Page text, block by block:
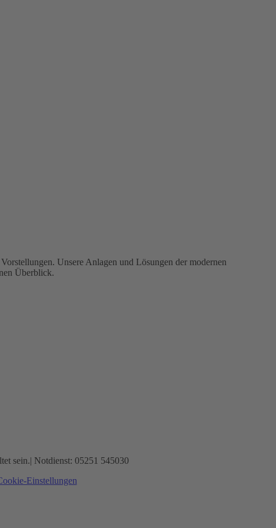
Unsere Anlagen und Lösungen der modernen
Überblick.
sein.| Notdienst: 05251 545030
Einstellungen